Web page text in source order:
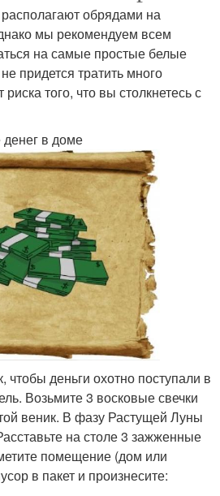
обрядами на
мы рекомендуем всем
на самые простые белые
придется тратить много
того, что вы столкнетесь с
в доме
чтобы деньги охотно поступали в
Возьмите 3 восковые свечки
веник. В фазу Растущей Луны
на столе 3 зажженные
помещение (дом или
в пакет и произнесите: